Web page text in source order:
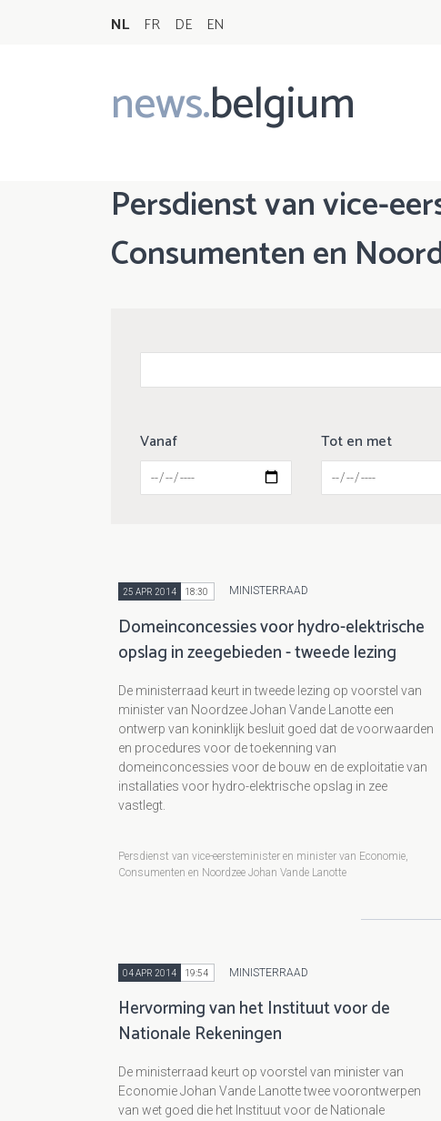
NL FR DE EN
news.belgium
Main
navigation
Persdienst van vice-
Consumenten en
Vanaf Tot en met
25 APR 2014 18:30 MINISTERRAAD
Domeinconcessies voor hydro-elektrische
opslag in zeegebieden - tweede lezing
De ministerraad keurt in tweede lezing op voorstel van
minister van Noordzee Johan Vande Lanotte een
ontwerp van koninklijk besluit goed dat de voorwaarden
en procedures voor de toekenning van
domeinconcessies voor de bouw en de exploitatie van
installaties voor hydro-elektrische opslag in zee
vastlegt.
Persdienst van vice-eersteminister en minister van Economie,
Consumenten en Noordzee Johan Vande Lanotte
04 APR 2014 19:54 MINISTERRAAD
Hervorming van het Instituut voor de
Nationale Rekeningen
De ministerraad keurt op voorstel van minister van
Economie Johan Vande Lanotte twee voorontwerpen
van wet goed die het Instituut voor de Nationale